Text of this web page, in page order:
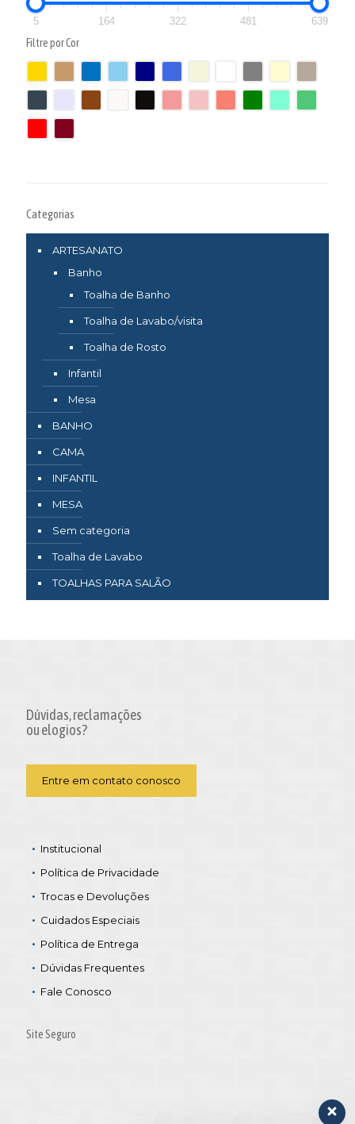
5 164 322 481 639
Filtre por Cor
Categorias
ARTESANATO
Banho
Toalha de Banho
Toalha de Lavabo/visita
Toalha de Rosto
Infantil
Mesa
BANHO
CAMA
INFANTIL
MESA
Sem categoria
Toalha de Lavabo
TOALHAS PARA SALÃO
Dúvidas, reclamações
ou elogios?
Entre em contato conosco
Institucional
Política de Privacidade
Trocas e Devoluções
Cuidados Especiais
Política de Entrega
Dúvidas Frequentes
Fale Conosco
Site Seguro